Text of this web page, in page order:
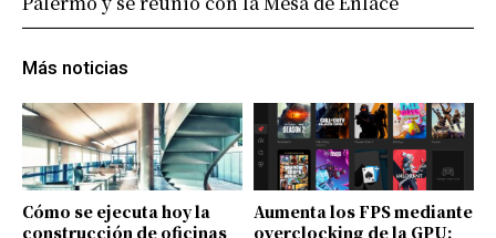
Más noticias
Cómo se ejecuta hoy la
construcción de oficinas
Aumenta los FPS mediante
overclocking de la GPU: